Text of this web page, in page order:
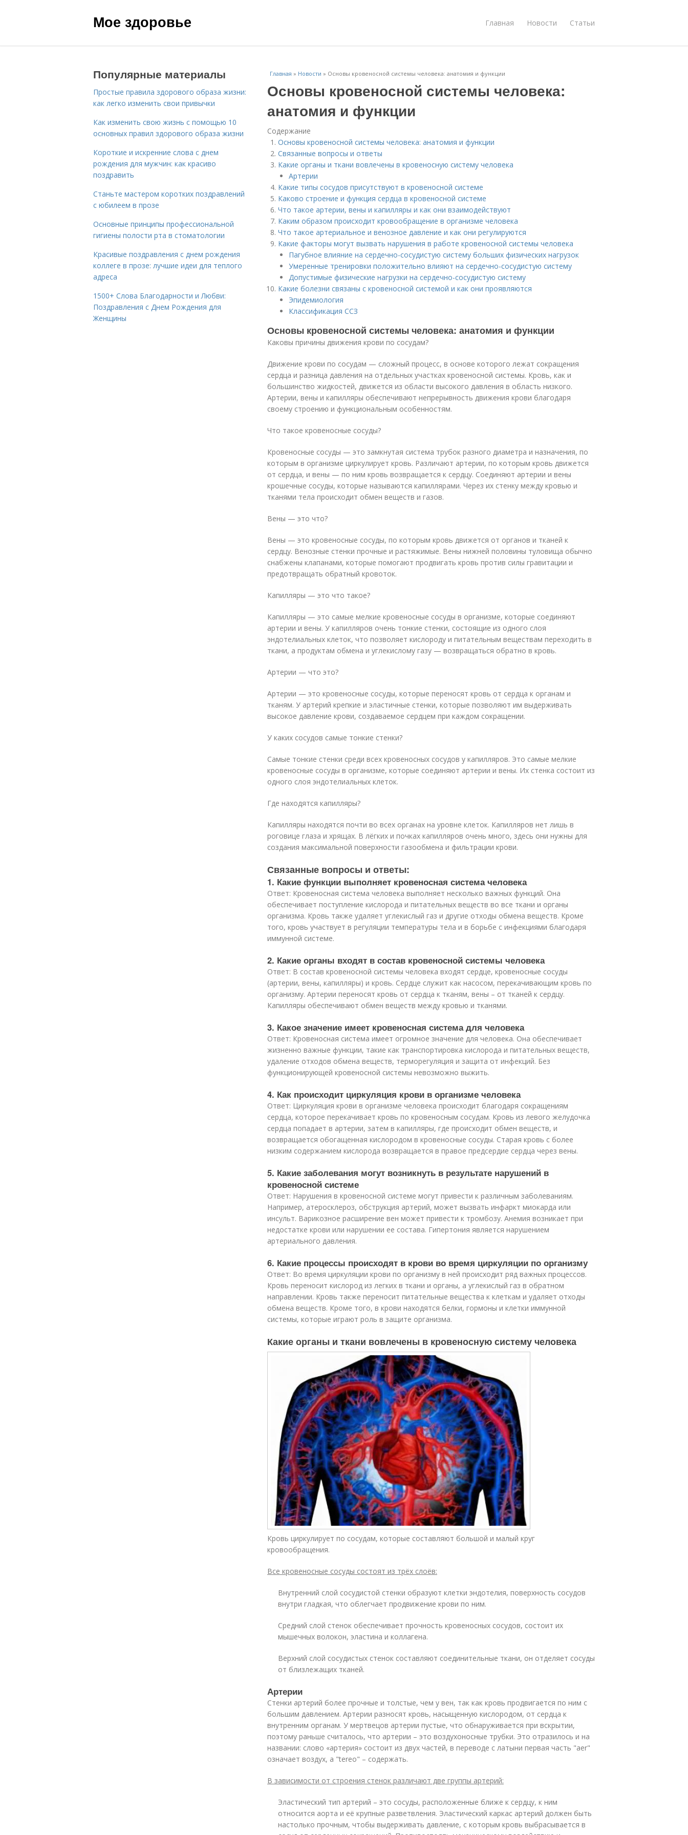
Мое здоровье Главная Новости Статьи
Главная » Новости » Основы кровеносной системы человека: анатомия и функции
Основы кровеносной системы человека:
анатомия и функции
Содержание
Основы кровеносной системы человека: анатомия и функции
Связанные вопросы и ответы
Какие органы и ткани вовлечены в кровеносную систему человека
Артерии
Какие типы сосудов присутствуют в кровеносной системе
Каково строение и функция сердца в кровеносной системе
Что такое артерии, вены и капилляры и как они взаимодействуют
Каким образом происходит кровообращение в организме человека
Что такое артериальное и венозное давление и как они регулируются
Какие факторы могут вызвать нарушения в работе кровеносной системы человека
Пагубное влияние на сердечно-сосудистую систему больших физических нагрузок
Умеренные тренировки положительно влияют на сердечно-сосудистую систему
Допустимые физические нагрузки на сердечно-сосудистую систему
Какие болезни связаны с кровеносной системой и как они проявляются
Эпидемиология
Классификация ССЗ
Основы кровеносной системы человека: анатомия и функции
Каковы причины движения крови по сосудам?
Движение крови по сосудам — сложный процесс, в основе которого лежат сокращения
сердца и разница давления на отдельных участках кровеносной системы. Кровь, как и
большинство жидкостей, движется из области высокого давления в область низкого.
Артерии, вены и капилляры обеспечивают непрерывность движения крови благодаря
своему строению и функциональным особенностям.
Что такое кровеносные сосуды?
Кровеносные сосуды — это замкнутая система трубок разного диаметра и назначения, по
которым в организме циркулирует кровь. Различают артерии, по которым кровь движется
от сердца, и вены — по ним кровь возвращается к сердцу. Соединяют артерии и вены
крошечные сосуды, которые называются капиллярами. Через их стенку между кровью и
тканями тела происходит обмен веществ и газов.
Вены — это что?
Вены — это кровеносные сосуды, по которым кровь движется от органов и тканей к
сердцу. Венозные стенки прочные и растяжимые. Вены нижней половины туловища обычно
снабжены клапанами, которые помогают продвигать кровь против силы гравитации и
предотвращать обратный кровоток.
Капилляры — это что такое?
Капилляры — это самые мелкие кровеносные сосуды в организме, которые соединяют
артерии и вены. У капилляров очень тонкие стенки, состоящие из одного слоя
эндотелиальных клеток, что позволяет кислороду и питательным веществам переходить в
ткани, а продуктам обмена и углекислому газу — возвращаться обратно в кровь.
Артерии — что это?
Артерии — это кровеносные сосуды, которые переносят кровь от сердца к органам и
тканям. У артерий крепкие и эластичные стенки, которые позволяют им выдерживать
высокое давление крови, создаваемое сердцем при каждом сокращении.
У каких сосудов самые тонкие стенки?
Самые тонкие стенки среди всех кровеносных сосудов у капилляров. Это самые мелкие
кровеносные сосуды в организме, которые соединяют артерии и вены. Их стенка состоит из
одного слоя эндотелиальных клеток.
Где находятся капилляры?
Капилляры находятся почти во всех органах на уровне клеток. Капилляров нет лишь в
роговице глаза и хрящах. В лёгких и почках капилляров очень много, здесь они нужны для
создания максимальной поверхности газообмена и фильтрации крови.
Связанные вопросы и ответы:
1. Какие функции выполняет кровеносная система человека
Ответ: Кровеносная система человека выполняет несколько важных функций. Она
обеспечивает поступление кислорода и питательных веществ во все ткани и органы
организма. Кровь также удаляет углекислый газ и другие отходы обмена веществ. Кроме
того, кровь участвует в регуляции температуры тела и в борьбе с инфекциями благодаря
иммунной системе.
2. Какие органы входят в состав кровеносной системы человека
Ответ: В состав кровеносной системы человека входят сердце, кровеносные сосуды
(артерии, вены, капилляры) и кровь. Сердце служит как насосом, перекачивающим кровь по
организму. Артерии переносят кровь от сердца к тканям, вены – от тканей к сердцу.
Капилляры обеспечивают обмен веществ между кровью и тканями.
3. Какое значение имеет кровеносная система для человека
Ответ: Кровеносная система имеет огромное значение для человека. Она обеспечивает
жизненно важные функции, такие как транспортировка кислорода и питательных веществ,
удаление отходов обмена веществ, терморегуляция и защита от инфекций. Без
функционирующей кровеносной системы невозможно выжить.
4. Как происходит циркуляция крови в организме человека
Ответ: Циркуляция крови в организме человека происходит благодаря сокращениям
сердца, которое перекачивает кровь по кровеносным сосудам. Кровь из левого желудочка
сердца попадает в артерии, затем в капилляры, где происходит обмен веществ, и
возвращается обогащенная кислородом в кровеносные сосуды. Старая кровь с более
низким содержанием кислорода возвращается в правое предсердие сердца через вены.
5. Какие заболевания могут возникнуть в результате нарушений в
кровеносной системе
Ответ: Нарушения в кровеносной системе могут привести к различным заболеваниям.
Например, атеросклероз, обструкция артерий, может вызвать инфаркт миокарда или
инсульт. Варикозное расширение вен может привести к тромбозу. Анемия возникает при
недостатке крови или нарушении ее состава. Гипертония является нарушением
артериального давления.
6. Какие процессы происходят в крови во время циркуляции по организму
Ответ: Во время циркуляции крови по организму в ней происходит ряд важных процессов.
Кровь переносит кислород из легких в ткани и органы, а углекислый газ в обратном
направлении. Кровь также переносит питательные вещества к клеткам и удаляет отходы
обмена веществ. Кроме того, в крови находятся белки, гормоны и клетки иммунной
системы, которые играют роль в защите организма.
Какие органы и ткани вовлечены в кровеносную систему человека
Кровь циркулирует по сосудам, которые составляют большой и малый круг
кровообращения.
Все кровеносные сосуды состоят из трёх слоёв:
Внутренний слой сосудистой стенки образуют клетки эндотелия, поверхность сосудов
внутри гладкая, что облегчает продвижение крови по ним.
Средний слой стенок обеспечивает прочность кровеносных сосудов, состоит их
мышечных волокон, эластина и коллагена.
Верхний слой сосудистых стенок составляют соединительные ткани, он отделяет сосуды
от близлежащих тканей.
Артерии
Стенки артерий более прочные и толстые, чем у вен, так как кровь продвигается по ним с
большим давлением. Артерии разносят кровь, насыщенную кислородом, от сердца к
внутренним органам. У мертвецов артерии пустые, что обнаруживается при вскрытии,
поэтому раньше считалось, что артерии – это воздухоносные трубки. Это отразилось и на
названии: слово «артерия» состоит из двух частей, в переводе с латыни первая часть "аеr"
означает воздух, а "tereo" – содержать.
В зависимости от строения стенок различают две группы артерий:
Эластический тип артерий – это сосуды, расположенные ближе к сердцу, к ним
относится аорта и её крупные разветвления. Эластический каркас артерий должен быть
настолько прочным, чтобы выдерживать давление, с которым кровь выбрасывается в
Популярные материалы
Простые правила здорового образа жизни:
как легко изменить свои привычки
Как изменить свою жизнь с помощью 10
основных правил здорового образа жизни
Короткие и искренние слова с днем
рождения для мужчин: как красиво
поздравить
Станьте мастером коротких поздравлений
с юбилеем в прозе
Основные принципы профессиональной
гигиены полости рта в стоматологии
Красивые поздравления с днем рождения
коллеге в прозе: лучшие идеи для теплого
адреса
1500+ Слова Благодарности и Любви:
Поздравления с Днем Рождения для
Женщины